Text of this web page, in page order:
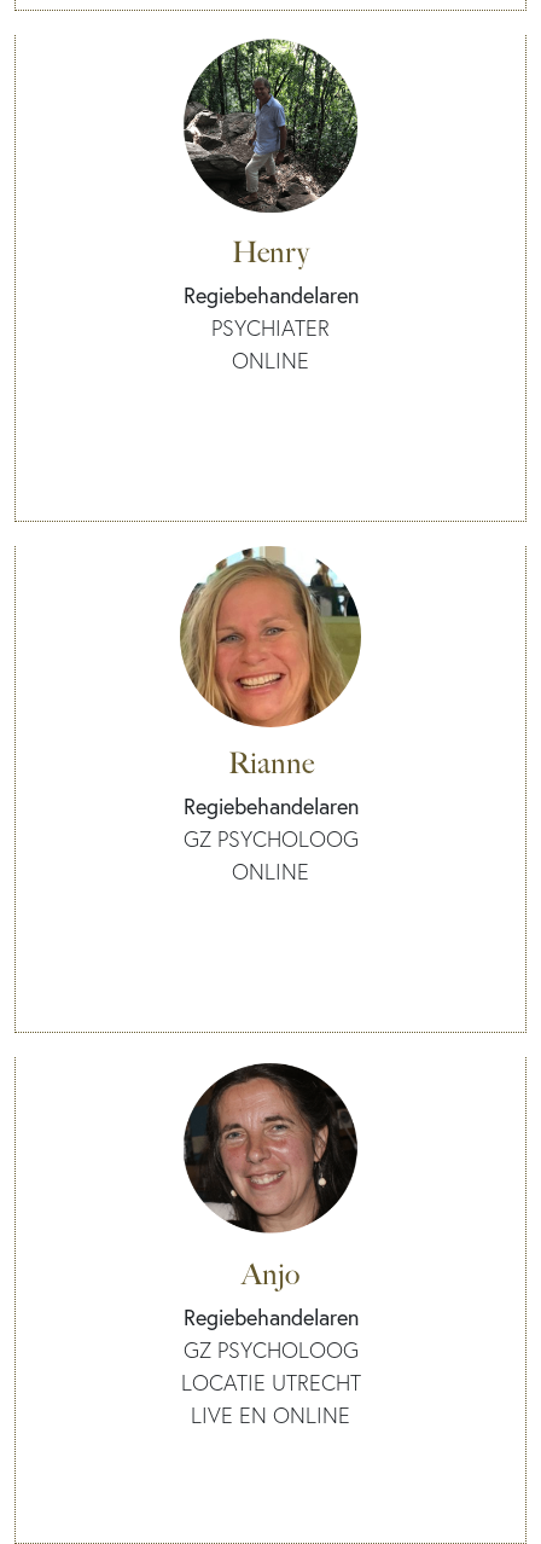
Henry
Regiebehandelaren
PSYCHIATER
ONLINE
Rianne
Regiebehandelaren
GZ PSYCHOLOOG
ONLINE
Anjo
Regiebehandelaren
GZ PSYCHOLOOG
LOCATIE UTRECHT
LIVE EN ONLINE